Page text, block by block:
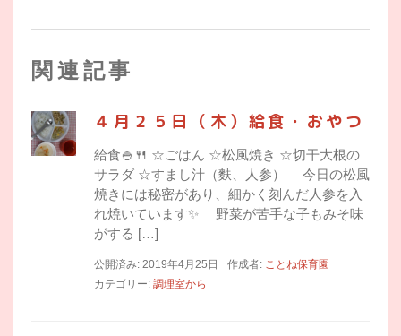
関連記事
４月２５日（木）給食・おやつ
給食🍚🍴 ☆ごはん ☆松風焼き ☆切干大根の
サラダ ☆すまし汁（麩、人参） 今日の松風
焼きには秘密があり、細かく刻んだ人参を入
れ焼いています✨ 野菜が苦手な子もみそ味
がする […]
公開済み: 2019年4月25日 作成者: ことね保育園
カテゴリー: 調理室から